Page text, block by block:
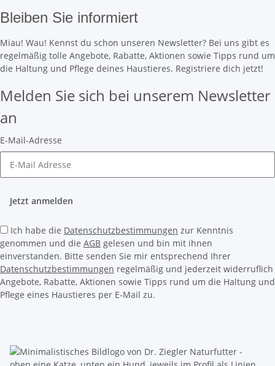
Bleiben Sie informiert
Miau! Wau! Kennst du schon unseren Newsletter? Bei uns gibt es
regelmäßig tolle Angebote, Rabatte, Aktionen sowie Tipps rund um
die Haltung und Pflege deines Haustieres. Registriere dich jetzt!
Melden Sie sich bei unserem Newsletter
an
E-Mail-Adresse
Jetzt anmelden
Ich habe die Datenschutzbestimmungen zur Kenntnis
genommen und die AGB gelesen und bin mit ihnen
einverstanden. Bitte senden Sie mir entsprechend Ihrer
Datenschutzbestimmungen regelmäßig und jederzeit widerruflich
Angebote, Rabatte, Aktionen sowie Tipps rund um die Haltung und
Pflege eines Haustieres per E-Mail zu.